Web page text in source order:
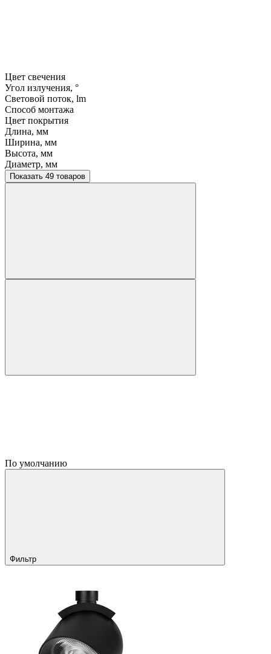
Цвет свечения
Угол излучения, °
Световой поток, lm
Способ монтажа
Цвет покрытия
Длина, мм
Ширина, мм
Высота, мм
Диаметр, мм
Показать 49 товаров
По умолчанию
Фильтр